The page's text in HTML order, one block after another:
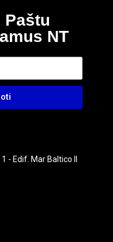
Paštu
NT
- Edif. Mar Baltico II